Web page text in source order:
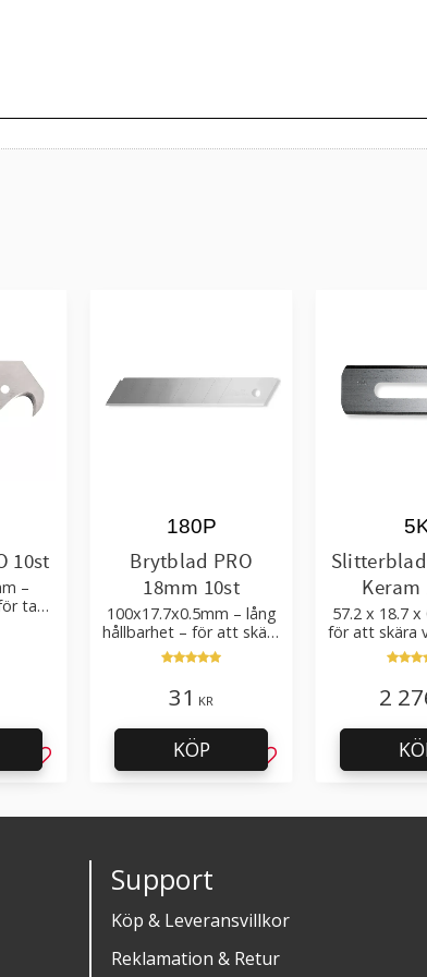
10st
–
tak-,
Lägg till i favoriter
Brytblad PRO
18mm 10st
100x17.7x0.5mm – lång
hållbarhet – för att skära
kartong, tapet och
golvmaterial
180P
31 KR
Lägg till i favoriter
KÖP
Keram
57.2 x 18.7
för att skära
med
2
Support
Köp & Leveransvillkor
Reklamation & Retur